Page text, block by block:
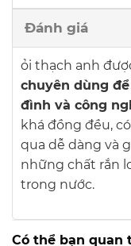
Đánh giá
ỏi thạch anh
chuyên dùng
đình và công
khá đồng đều,
qua dễ dàng và
những chất rắn
trong nước.
Có thể bạn quan